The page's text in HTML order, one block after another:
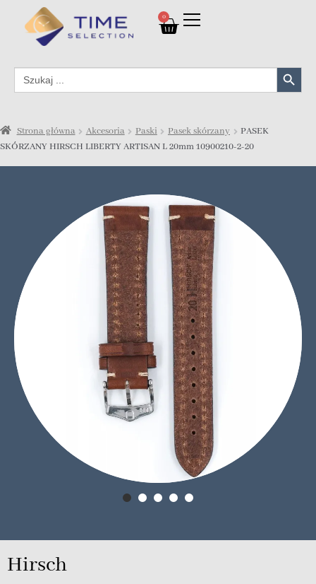
0
Search
for:
Search Button
Strona główna Akcesoria Paski Pasek skórzany
PASEK
SKÓRZANY HIRSCH LIBERTY ARTISAN L 20mm 10900210-2-20
Hirsch